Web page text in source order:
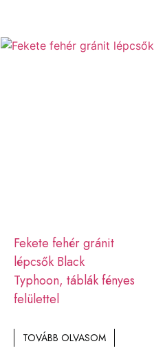
Fekete fehér gránit
lépcsők Black
Typhoon, táblák fényes
felülettel
TOVÁBB OLVASOM